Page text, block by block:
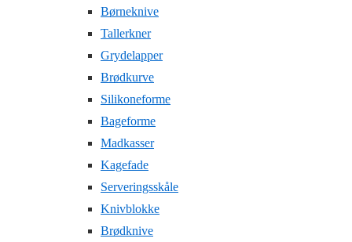
Børneknive
Tallerkner
Grydelapper
Brødkurve
Silikoneforme
Bageforme
Madkasser
Kagefade
Serveringsskåle
Knivblokke
Brødknive